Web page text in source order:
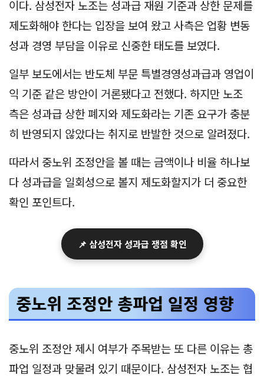
이다. 삼성전자 노조는 성과급 재원 기준과 상한 문제를
제도화해야 한다는 입장을 보여 왔고 사측은 업황 변동
성과 경영 부담을 이유로 신중한 태도를 보였다.
일부 보도에서는 반도체 부문 특별경영성과급과 영업이
익 기준 같은 방안이 거론됐다고 전했다. 하지만 노조
측은 성과급 상한 폐지와 제도화라는 기존 요구가 충분
히 반영되지 않았다는 취지로 반발한 것으로 알려졌다.
따라서 중노위 조정안을 볼 때는 금액이나 비율 하나보
다 성과급을 일회성으로 볼지 제도화할지가 더 중요한
확인 포인트다.
📌 삼성전자 성과급 쟁점 확인
중노위 조정안 총파업 일정 영향
중노위 조정안 제시 여부가 주목받는 또 다른 이유는 총
파업 일정과 맞물려 있기 때문이다. 삼성전자 노조는 협